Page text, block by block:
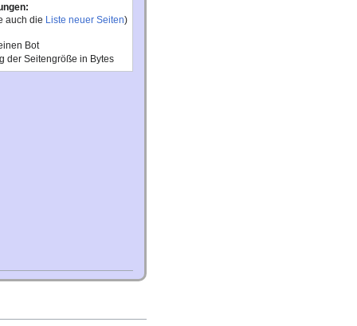
auch die Liste neuer Seiten)
Bot
der Seitengröße in Bytes